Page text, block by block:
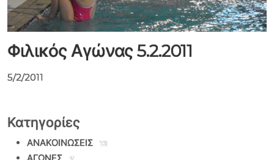
Φιλικός Αγώνας 5.2.2011
5/2/2011
Κατηγορίες
ΑΝΑΚΟΙΝΩΣΕΙΣ 12
ΑΓΩΝΕΣ